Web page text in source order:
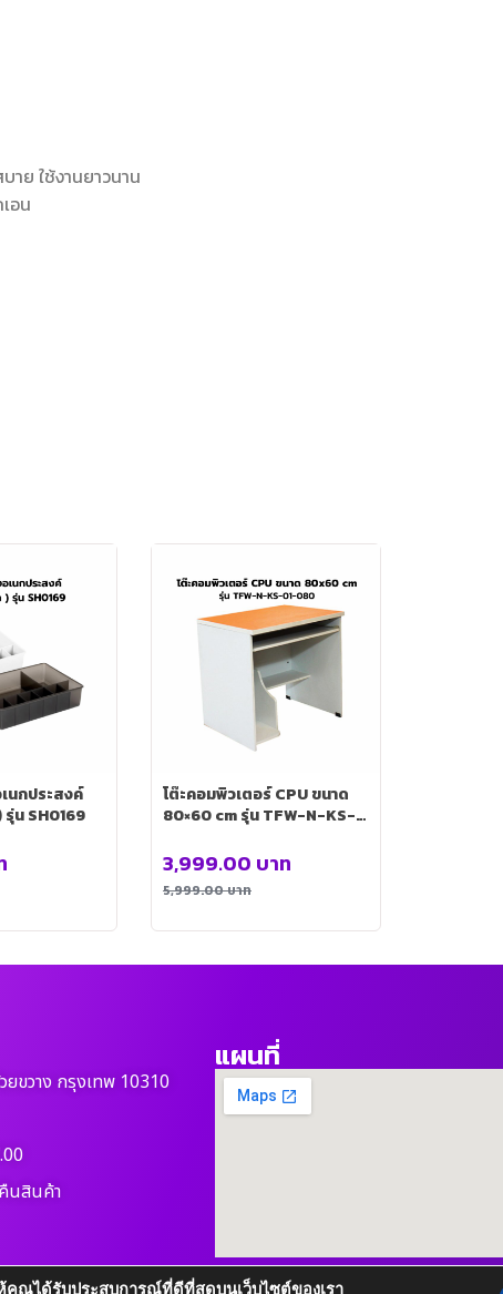
าย ใช้งานยาวนาน
อน
นกประสงค์
รุ่น SH0169
โต๊ะคอมพิวเตอร์ CPU ขนาด
80×60 cm รุ่น TFW-N-KS-
5,999.00บาท
3,999.00 บาท
ยขวาง กรุงเทพ 10310
นสินค้า
แผนที่
คุณได้รับประสบการณ์ที่ดีที่สุดบนเว็บไซต์ของเรา